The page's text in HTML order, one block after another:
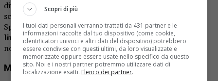
divise, poi di nuovo unite” è interessante, ma non basta a
scaldare il pubblico.
Spinalbese, creando un po’ di pepe, ma il tuttoresta nel
limbo della noia. Sono animali da reality, ma il contesto
non le valorizza.
Manila Nazzaro e Stefano Oradei – Voto: 5
Scopri di più
I tuoi dati personali verranno trattati da 431 partner e le
informazioni raccolte dal tuo dispositivo (come cookie,
identificatori univoci e altri dati del dispositivo) potrebbero
essere condivise con questi ultimi, da loro visualizzate e
memorizzate oppure essere usate nello specifico da questo
sito. Noi e i nostri partner potremmo utilizzare dati di
localizzazione esatti. Elenco dei partner.